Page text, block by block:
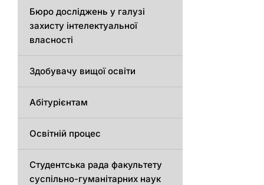
Бюро досліджень у галузі
захисту інтелектуальної
власності
Здобувачу вищої освіти
Абітурієнтам
Освітній процес
Студентська рада факультету
суспільно-гуманітарних наук